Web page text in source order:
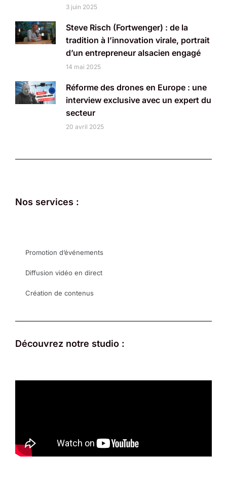
3 juin 2025
Steve Risch (Fortwenger) : de la
tradition à l’innovation virale, portrait
d’un entrepreneur alsacien engagé
14 mai 2025
Réforme des drones en Europe : une
interview exclusive avec un expert du
secteur
20 avril 2025
Nos services :
Promotion d’événements
Diffusion vidéo en direct
Création de contenus
Découvrez notre studio :